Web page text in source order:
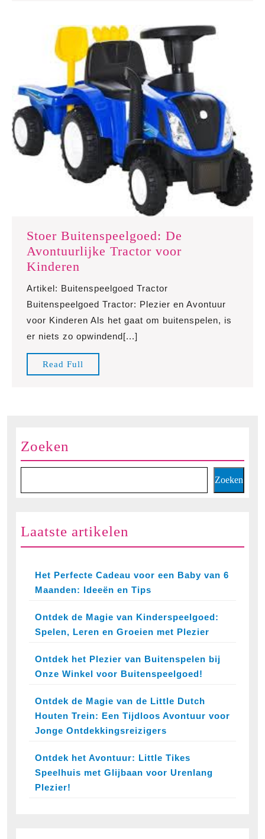
Jaar!
Stoer Buitenspeelgoed: De
Avontuurlijke Tractor voor
Kinderen
Buitenspeelgoed:
De
Avontuurlijke
Tractor
voor
Kinderen
Artikel: Buitenspeelgoed Tractor
Buitenspeelgoed Tractor: Plezier en Avontuur
voor Kinderen Als het gaat om buitenspelen, is
er niets zo opwindend[...]
Read Full
Full
Zoeken
Zoeken
Laatste artikelen
Het Perfecte Cadeau voor een Baby van 6
Maanden: Ideeën en Tips
Ontdek de Magie van Kinderspeelgoed:
Spelen, Leren en Groeien met Plezier
Ontdek het Plezier van Buitenspelen bij
Onze Winkel voor Buitenspeelgoed!
Ontdek de Magie van de Little Dutch
Houten Trein: Een Tijdloos Avontuur voor
Jonge Ontdekkingsreizigers
Ontdek het Avontuur: Little Tikes
Speelhuis met Glijbaan voor Urenlang
Plezier!